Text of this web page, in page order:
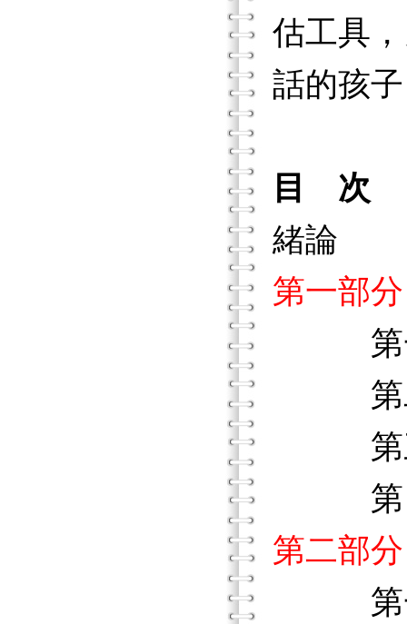
估工具
話的孩
目 次
緒論
第一部
第二
第三
第四
第二部